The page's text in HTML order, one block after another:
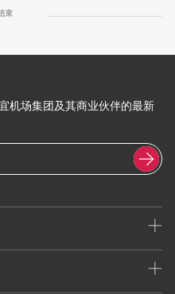
束
机场集团及其商业伙伴的最新